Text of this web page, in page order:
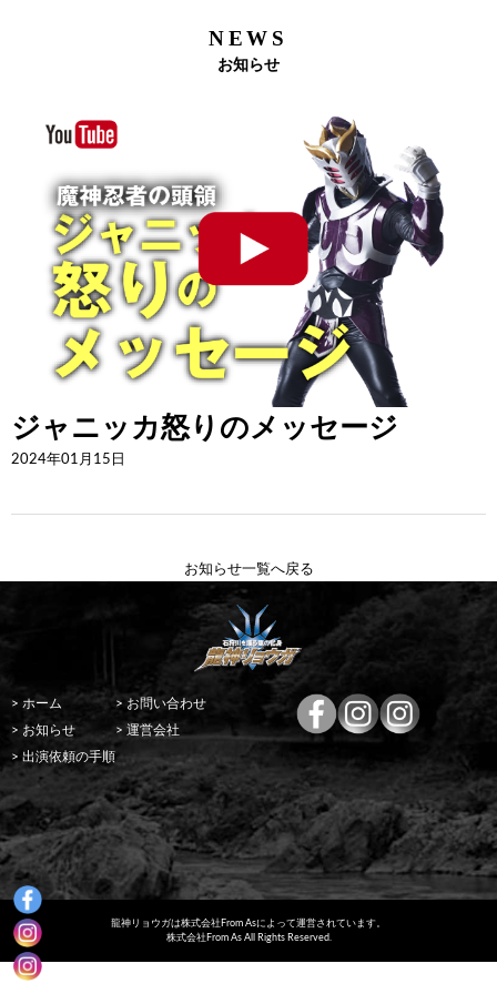
NEWS
お知らせ
ジャニッカ怒りのメッセージ
2024年01月15日
お知らせ一覧へ戻る
> ホーム
> お知らせ
> 出演依頼の手順
> お問い合わせ
> 運営会社
龍神リョウガは株式会社From Asによって運営されています。
株式会社From As All Rights Reserved.